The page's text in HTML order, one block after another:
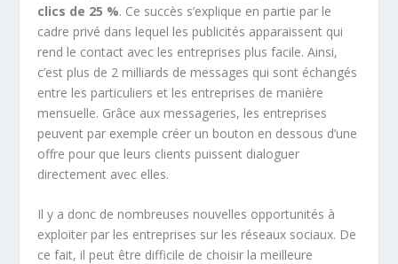
clics de 25 %. Ce succès s’explique en partie par le
cadre privé dans lequel les publicités apparaissent qui
rend le contact avec les entreprises plus facile. Ainsi,
c’est plus de 2 milliards de messages qui sont échangés
entre les particuliers et les entreprises de manière
mensuelle. Grâce aux messageries, les entreprises
peuvent par exemple créer un bouton en dessous d’une
offre pour que leurs clients puissent dialoguer
directement avec elles.
Il y a donc de nombreuses nouvelles opportunités à
exploiter par les entreprises sur les réseaux sociaux. De
ce fait, il peut être difficile de choisir la meilleure